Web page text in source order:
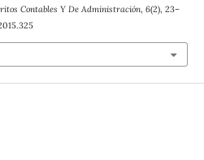
Contables Y De Administración, 6(2), 23–